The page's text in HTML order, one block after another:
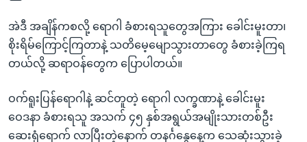
အဲဒီ အချိန်ကစလို့ ရောဂါ ခံစားရသူတွေအကြား ခေါင်းမူးတာ၊
စိုးရိမ်ကြောင့်ကြတာနဲ့ သတိမေ့မျောသွားတာတွေ ခံစားခဲ့ကြရ
တယ်လို့ ဆရာဝန်တွေက ပြောပါတယ်။
ဝက်ရူးပြန်ရောဂါနဲ့ ဆင်တူတဲ့ ရောဂါ လက္ခဏာနဲ့ ခေါင်းမူး
ဝေဒနာ ခံစားရသူ အသက် ၄၅ နှစ်အရွယ်အမျိုးသားတစ်ဦး
ဆေးရုံရောက် လာပြီးတဲ့နောက် တနင်္ဂနွေနေ့က သေဆုံးသွားခဲ့